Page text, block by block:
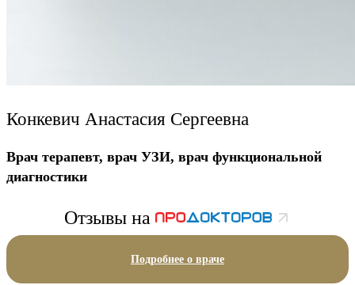
Конкевич Анастасия Сергеевна
Врач терапевт, врач УЗИ, врач функциональной
диагностики
Отзывы на
Подробнее о враче